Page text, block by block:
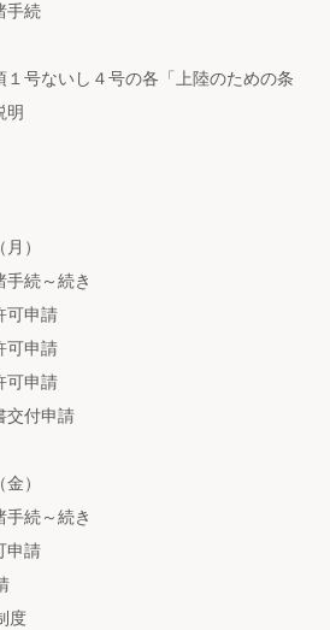
続
ないし４号の各「上陸のための条
明
）
続～続き
申請
申請
申請
付申請
）
続～続き
請
度